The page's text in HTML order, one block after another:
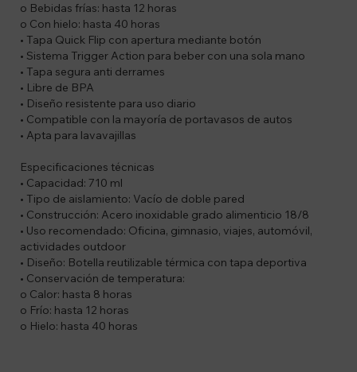
o Bebidas frías: hasta 12 horas
o Con hielo: hasta 40 horas
• Tapa Quick Flip con apertura mediante botón
• Sistema Trigger Action para beber con una sola mano
• Tapa segura anti derrames
• Libre de BPA
• Diseño resistente para uso diario
• Compatible con la mayoría de portavasos de autos
• Apta para lavavajillas
Especificaciones técnicas
• Capacidad: 710 ml
• Tipo de aislamiento: Vacío de doble pared
• Construcción: Acero inoxidable grado alimenticio 18/8
• Uso recomendado: Oficina, gimnasio, viajes, automóvil,
actividades outdoor
• Diseño: Botella reutilizable térmica con tapa deportiva
• Conservación de temperatura:
o Calor: hasta 8 horas
o Frío: hasta 12 horas
o Hielo: hasta 40 horas